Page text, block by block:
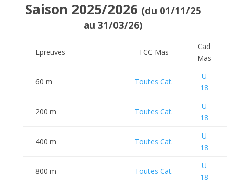
Saison 2025/2026 (du 01/11/25
au 31/03/26)
Epreuves TCC Mas
Cad
Mas
60 m Toutes Cat.
U
18
200 m Toutes Cat.
U
18
400 m Toutes Cat.
U
18
800 m Toutes Cat.
U
18